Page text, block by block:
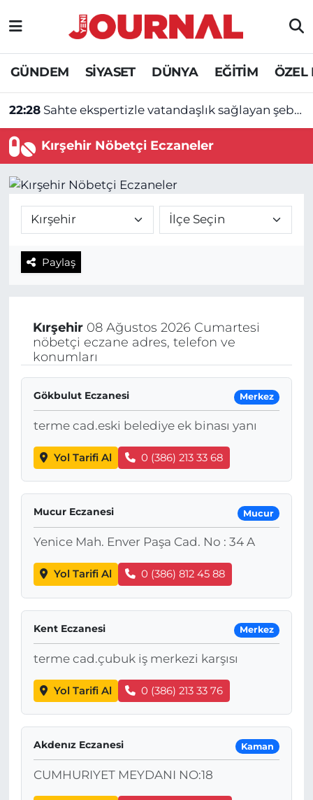
GÜNDEM SİYASET DÜNYA EĞİTİM ÖZEL
22:28 Sahte ekspertizle vatandaşlık sağlayan şebekeye operasyon
Kırşehir Nöbetçi Eczaneler
Paylaş
Kırşehir08 Ağustos 2026 Cumartesi
nöbetçi eczane adres, telefon ve
konumları
Gökbulut Eczanesi Merkez
terme cad.eski belediye ek binası yanı
Yol Tarifi Al 0 (386) 213 33 68
Mucur Eczanesi Mucur
Yenice Mah. Enver Paşa Cad. No : 34 A
Yol Tarifi Al 0 (386) 812 45 88
Kent Eczanesi Merkez
terme cad.çubuk iş merkezi karşısı
Yol Tarifi Al 0 (386) 213 33 76
Akdenız Eczanesi Kaman
CUMHURIYET MEYDANI NO:18
GÜNDEM
SİYASET
SAĞLIK
DÜNYA
EĞİTİM
ÖZEL HABER
Nöbetçi Eczaneler
Hava Durumu
Trafik Durumu
Süper Lig Puan Durumu ve Fikstür
Tüm Manşetler
Son Dakika Haberleri
Haber Arşivi